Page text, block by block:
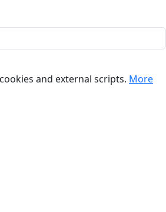
and external scripts. More